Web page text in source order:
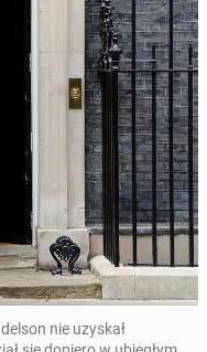
nie uzyskał